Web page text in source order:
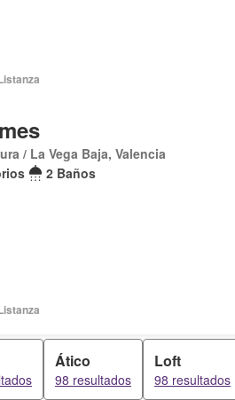
/ La Vega Baja, Valencia
2 Baños
Ático
98 resultados
Loft
98 resultados